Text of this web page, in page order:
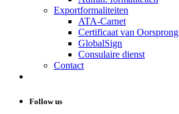
Exportformaliteiten
ATA-Carnet
Certificaat van Oorsprong
GlobalSign
Consulaire dienst
Contact
Follow us